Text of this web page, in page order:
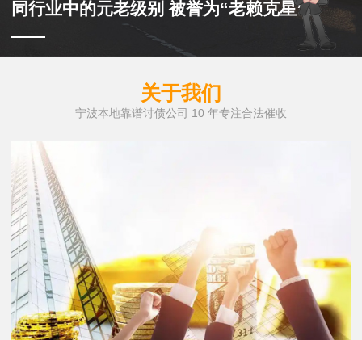
同行业中的元老级别 被誉为“老赖克星”
关于我们
宁波本地靠谱讨债公司 10 年专注合法催收